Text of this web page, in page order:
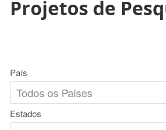
Projetos de
País
Estados